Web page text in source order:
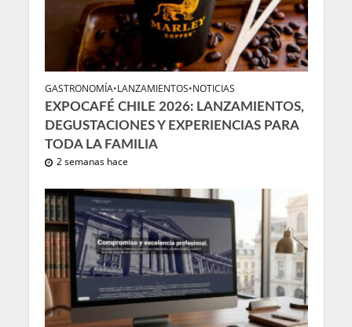
GASTRONOMÍA•LANZAMIENTOS•NOTICIAS
EXPOCAFÉ CHILE 2026: LANZAMIENTOS,
DEGUSTACIONES Y EXPERIENCIAS PARA
TODA LA FAMILIA
2 semanas hace